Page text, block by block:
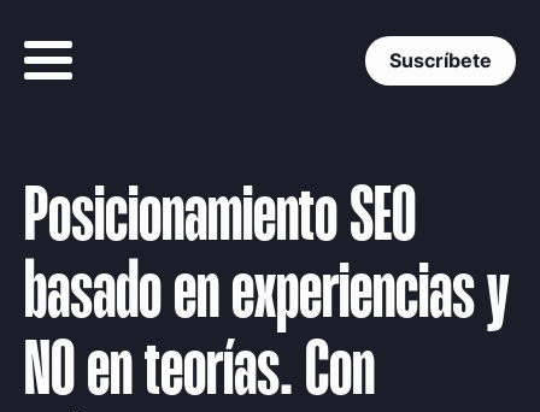
Suscríbete
Posicionamiento SEO
basado en experiencias y
NO en teorías. Con